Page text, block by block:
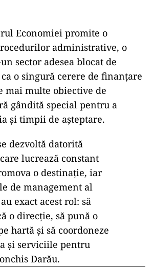
Economiei promite o
administrative, o
sector adesea blocat de
o singură cerere de finanțare
mai multe obiective de
gândită special pentru a
și timpii de așteptare.
dezvoltă datorită
lucrează constant
o destinație, iar
de management al
exact acest rol: să
o direcție, să pună o
hartă și să coordoneze
și serviciile pentru
Darău.